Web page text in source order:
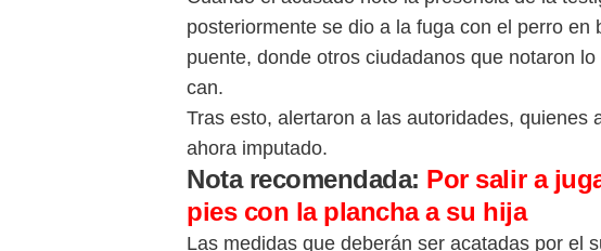
posteriormente se dio a la fuga con el perro en
puente, donde otros ciudadanos que notaron
can.
Tras esto, alertaron a las autoridades, quienes
ahora imputado.
Nota recomendada: Por salir a
pies con la plancha a su hija
Las medidas que deberán ser acatadas por el